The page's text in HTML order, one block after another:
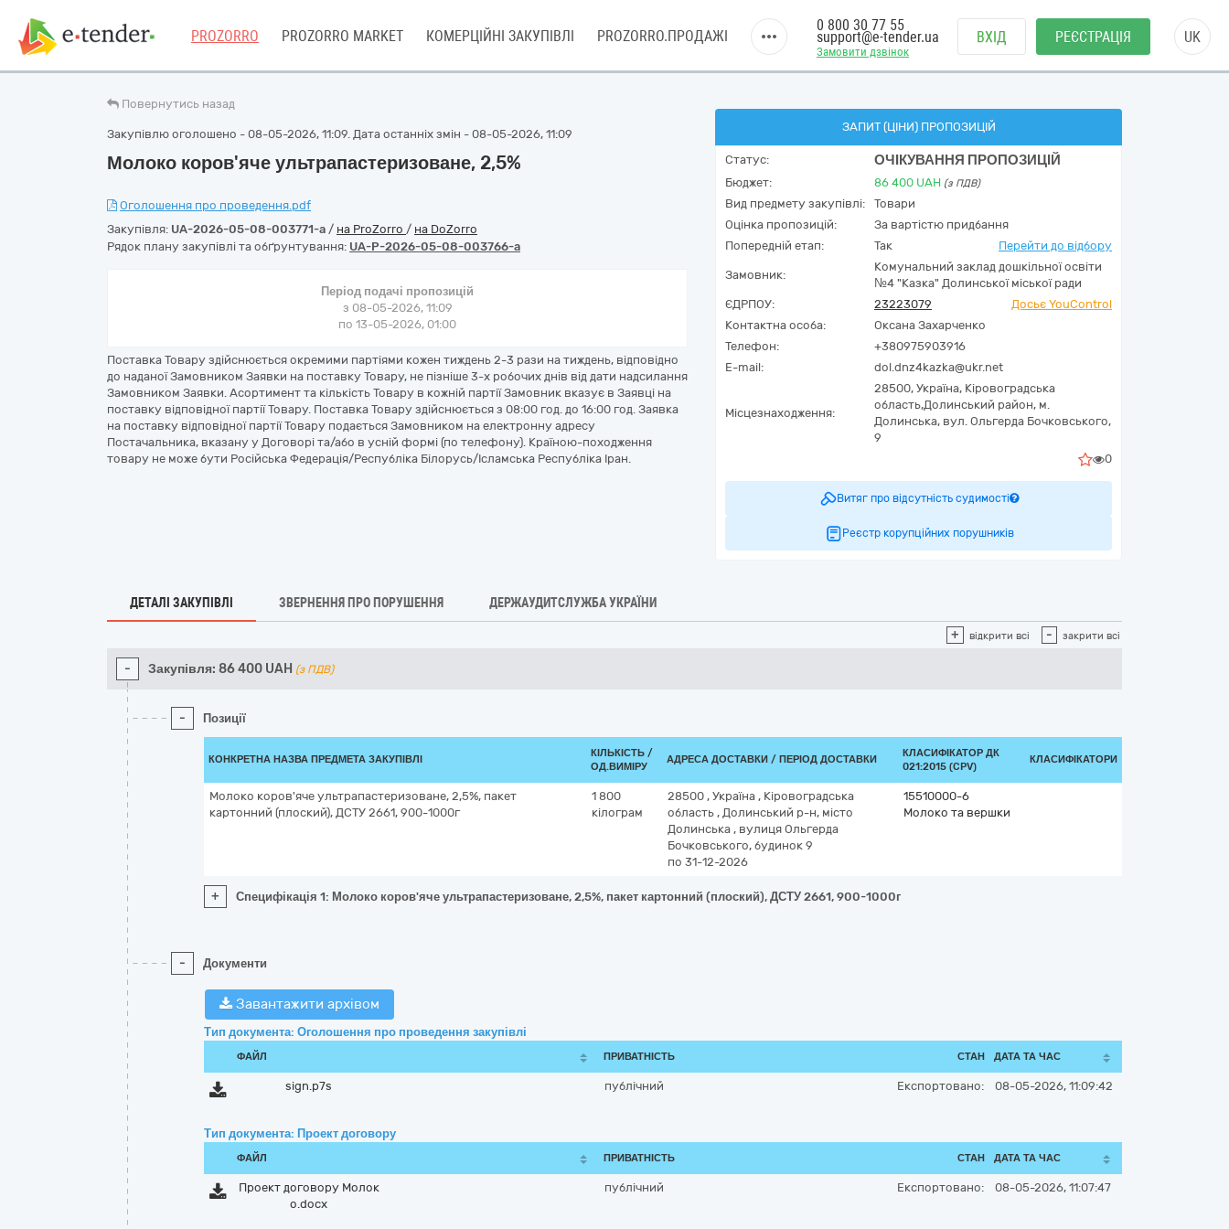
PROZORRO PROZORRO MARKET КОМЕРЦІЙНІ ЗАКУПІВЛІ PROZORRO.ПРОДАЖІ
Замовити дзвінок
0 800 30 77 55
support@e-tender.ua ВХІД РЕЄСТРАЦІЯ UK
Повернутись назад
Закупівлю оголошено - 08-05-2026, 11:09. Дата останніх змін - 08-05-2026, 11:09
Молоко коров'яче ультрапастеризоване, 2,5%
Оголошення про проведення.pdf
Закупівля: UA-2026-05-08-003771-a / на ProZorro / на DoZorro
Рядок плану закупівлі та обґрунтування: UA-P-2026-05-08-003766-a
Період подачі пропозицій
з 08-05-2026, 11:09
по 13-05-2026, 01:00
Поставка Товару здійснюється окремими партіями кожен тиждень 2-3 рази на тиждень, відповідно
до наданої Замовником Заявки на поставку Товару, не пізніше 3-х робочих днів від дати надсилання
Замовником Заявки. Асортимент та кількість Товару в кожній партії Замовник вказує в Заявці на
поставку відповідної партії Товару. Поставка Товару здійснюється з 08:00 год. до 16:00 год. Заявка
на поставку відповідної партії Товару подається Замовником на електронну адресу
Постачальника, вказану у Договорі та/або в усній формі (по телефону). Країною-походження
товару не може бути Російська Федерація/Республіка Білорусь/Ісламська Республіка Іран.
ЗАПИТ (ЦІНИ) ПРОПОЗИЦІЙ
Статус: ОЧІКУВАННЯ ПРОПОЗИЦІЙ
Бюджет: 86 400 UAH (з ПДВ)
Вид предмету закупівлі:
Товари
Оцінка пропозицій:
За вартістю придбання
Попередній етап:
Так Перейти до відбору
Замовник:
Комунальний заклад дошкільної освіти
№4 "Казка" Долинської міської ради
ЄДРПОУ:
23223079
Досьє YouControl
Контактна особа:
Оксана Захарченко
Телефон:
+380975903916
E-mail:
dol.dnz4kazka@ukr.net
Місцезнаходження:
28500, Україна, Кіровоградська
область,Долинський район, м.
Долинська, вул. Ольгерда Бочковського,
9
0
Витяг про відсутність судимості
Реєстр корупційних порушників
ДЕТАЛІ ЗАКУПІВЛІ ЗВЕРНЕННЯ ПРО ПОРУШЕННЯ ДЕРЖАУДИТСЛУЖБА УКРАЇНИ
+ відкрити всі - закрити всі
- Закупівля: 86 400 UAH (з ПДВ)
- Позиції
КОНКРЕТНА НАЗВА ПРЕДМЕТА ЗАКУПІВЛІ
КІЛЬКІСТЬ /
ОД.ВИМІРУ
АДРЕСА ДОСТАВКИ / ПЕРІОД ДОСТАВКИ
КЛАСИФІКАТОР ДК
021:2015 (CPV)
КЛАСИФІКАТОРИ
Молоко коров'яче ультрапастеризоване, 2,5%, пакет
картонний (плоский), ДСТУ 2661, 900-1000г
1 800
кілограм
28500 , Україна , Кіровоградська
область , Долинський р-н, місто
Долинська , вулиця Ольгерда
Бочковського, будинок 9
по 31-12-2026
15510000-6
Молоко та вершки
+ Специфікація 1: Молоко коров'яче ультрапастеризоване, 2,5%, пакет картонний (плоский), ДСТУ 2661, 900-1000г
- Документи
Завантажити архівом
Тип документа: Оголошення про проведення закупівлі
ФАЙЛ ПРИВАТНІСТЬ СТАН ДАТА ТА ЧАС
sign.p7s публічний Експортовано: 08-05-2026, 11:09:42
Тип документа: Проект договору
ФАЙЛ ПРИВАТНІСТЬ СТАН ДАТА ТА ЧАС
Проект договору Молок
о.docx
публічний Експортовано: 08-05-2026, 11:07:47